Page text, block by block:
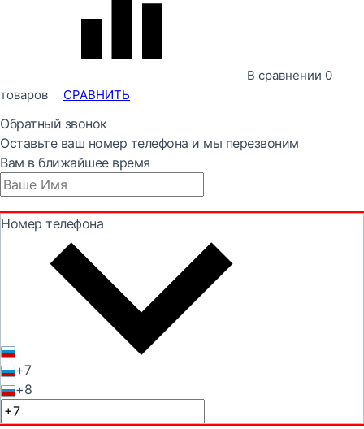
В сравнении 0
товаров
СРАВНИТЬ
Обратный звонок
Оставьте ваш номер телефона и мы перезвоним
Вам в ближайшее время
Номер телефона
+7
+8